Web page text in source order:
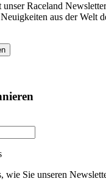
Raceland
aus der Welt
wie Sie unseren